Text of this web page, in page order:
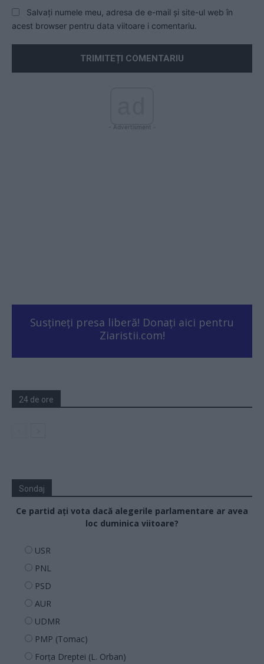
Salvați numele meu, adresa de e-mail și site-ul web în
acest browser pentru data viitoare i comentariu.
- Advertisment -
Susțineți presa liberă! Donați aici pentru
Ziaristii.com!
24 de ore
Sondaj
Ce partid ați vota dacă alegerile parlamentare ar avea
loc duminica viitoare?
USR
PNL
PSD
AUR
UDMR
PMP (Tomac)
Forța Dreptei (L. Orban)